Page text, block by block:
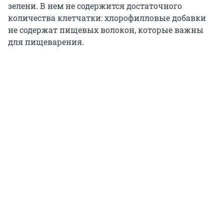
зелени. В нем не содержится достаточного
количества клетчатки: хлорофилловые добавки
не содержат пищевых волокон, которые важны
для пищеварения.